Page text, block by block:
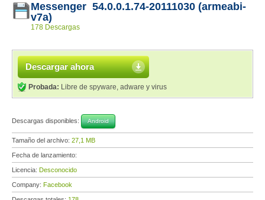
Messenger 54.0.0.1.74-20111030 (armeabi-
v7a)
178 Descargas
Descargar ahora
Probada: Libre de spyware, adware y virus
Descargas disponibles: Android
Tamaño del archivo: 27,1 MB
Fecha de lanzamiento:
Licencia: Desconocido
Company: Facebook